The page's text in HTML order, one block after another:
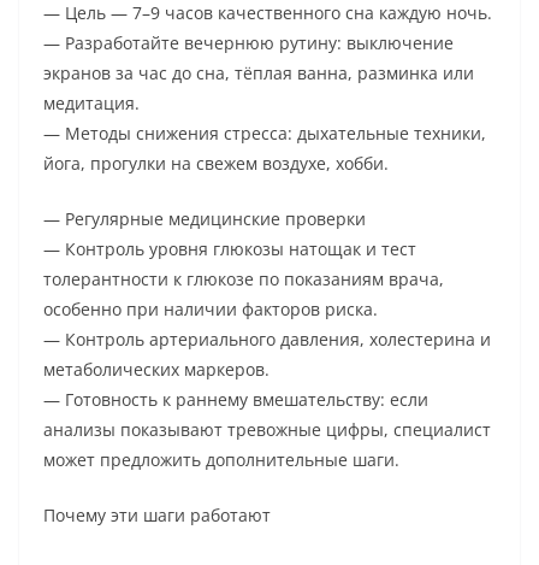
— Цель — 7–9 часов качественного сна каждую ночь.
— Разработайте вечернюю рутину: выключение
экранов за час до сна, тёплая ванна, разминка или
медитация.
— Методы снижения стресса: дыхательные техники,
йога, прогулки на свежем воздухе, хобби.
— Регулярные медицинские проверки
— Контроль уровня глюкозы натощак и тест
толерантности к глюкозе по показаниям врача,
особенно при наличии факторов риска.
— Контроль артериального давления, холестерина и
метаболических маркеров.
— Готовность к раннему вмешательству: если
анализы показывают тревожные цифры, специалист
может предложить дополнительные шаги.
Почему эти шаги работают